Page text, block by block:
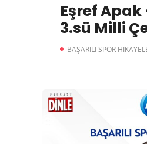
Eşref
3.sü Milli
Sporcumuz
BAŞARILI SPOR